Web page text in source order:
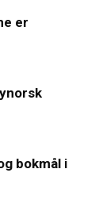
er
bokmål i